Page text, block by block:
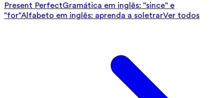
Present PerfectGramática em inglês: "since" e
"for"Alfabeto em inglês: aprenda a soletrarVer todos